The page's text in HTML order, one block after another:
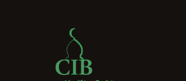
Centre Islamique
Accueil